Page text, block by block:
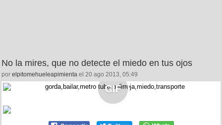
No la mires, que no detecte el miedo en tus ojos
por elpitomehueleapimienta el 20 ago 2013, 05:49